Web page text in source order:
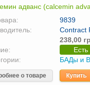
адванс (calcemin
9839
Contract
238,00
БАДы и
о товаре Купить